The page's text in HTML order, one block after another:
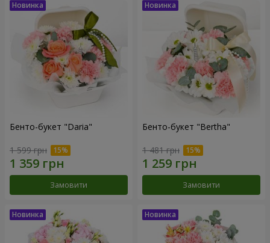
Бенто-букет "Daria"
1 599 грн
Замовити
Бенто-букет "Bertha"
1 481 грн
Замовити